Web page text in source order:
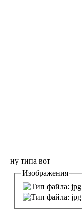
ну типа вот
Изображения